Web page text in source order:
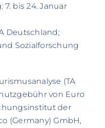
bis 24. Januar
Deutschland;
Sozialforschung
(TA
von Euro
der
(Germany) GmbH,